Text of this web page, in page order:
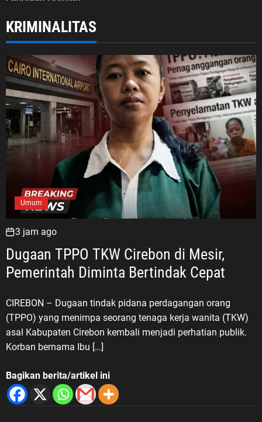
KRIMINALITAS
Umum
3 jam ago
Dugaan TPPO TKW Cirebon di Mesir,
Pemerintah Diminta Bertindak Cepat
CIREBON – Dugaan tindak pidana perdagangan orang
(TPPO) yang menimpa seorang tenaga kerja wanita (TKW)
asal Kabupaten Cirebon kembali menjadi perhatian publik.
Korban bernama Ibu […]
Bagikan berita/artikel ini